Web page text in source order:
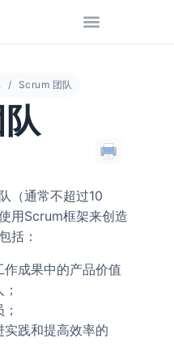
Scrum 团队
（通常不超过10
用Scrum框架来创造
括：
成果中的产品价值
践和提高效率的